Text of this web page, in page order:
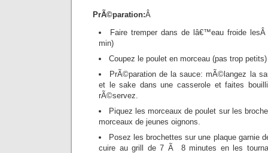
PrÃ©paration:Â
Faire tremper dans de lâ€™eau froide
min)
Coupez le poulet en morceau (pas trop petits)
PrÃ©paration de la sauce: mÃ©langez la
et le sake dans une casserole et faites
rÃ©servez.
Piquez les morceaux de poulet sur les
morceaux de jeunes oignons.
Posez les brochettes sur une plaque garnie
cuire au grill de 7 Ã 8 minutes en les